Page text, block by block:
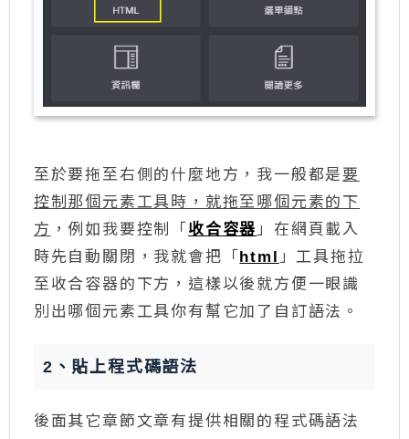
至於要拖至右側的什麼地方，我一般都是 要
控制那個元素工具時，就拖至哪個元素的下
方 ，例如我要控制「 收合容器」在網頁載入
時先自動關閉，我就會把「 html 」工具拖拉
至收合容器的下方，這樣以後就方便一眼識
別出哪個元素工具你有幫它加了自訂語法。
2、貼上程式碼語法
後面其它章節文章有提供相關的程式碼語法